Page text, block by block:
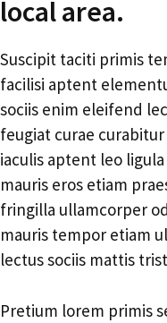
local area.
Suscipit taciti primis
facilisi aptent
sociis enim eleifend
feugiat curae
iaculis aptent leo
mauris eros etiam
fringilla ullamcorper
mauris tempor etiam
lectus sociis mattis
Pretium lorem primis